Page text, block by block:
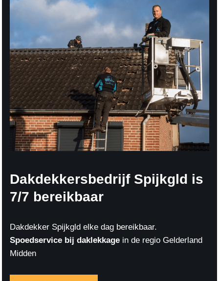
Dakdekkersbedrijf Spijkgld is
7/7 bereikbaar
Dakdekker Spijkgld elke dag bereikbaar.
Spoedservice bij daklekkage in de regio Gelderland
Midden